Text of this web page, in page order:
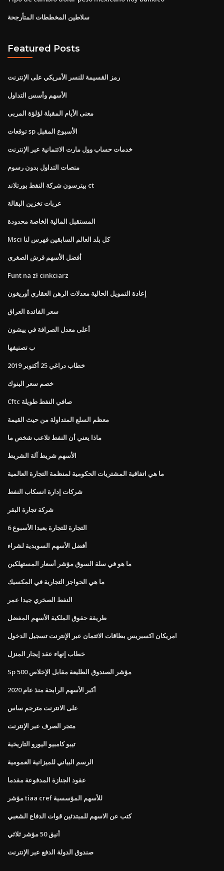
سلاطين المخططات المتأرجحة
Featured Posts
رمز القسيمة للنسر الأمريكي على الإنترنت
الأسهم وأسس التداول
معنى الأيام المقبلة لؤلؤة المربى
توقعات sp الأسبوع المقبل
خدمات حساب وول مارت الائتمانية عبر الإنترنت
منصات التداول بدون رسوم
بيترسون شركة النفط بورتلاند ct
عربات تخزين البقالة
المستقبل المالية الخاصة محدودة
Msci كل بلد العالم السابقين فهرس لنا
أفضل الأسهم قرش الصغرى
Funt na zł cinkciarz
إعادة التمويل الحالية معدلات الرهن العقاري أوريغون
سعر الفائدة العراق
أعلى معدل الصرافة في ييشون
ب تصنيفها
خطاب دراغي 25 أكتوبر 2019
خصم سعر البنوك
Cftc صافي النفط طويلة
معظم السلع المتداولة من حيث القيمة
ماذا يعني أن النفط تلاعب شخص ما
الأسهم شريط آلة الشريط
ما هي اتفاقية المشتريات الحكومية لمنظمة التجارة العالمية
شركات إدارة انسكاب النفط
شركة تجارة البقر
التجارة للتجارة بعيدا الأسبوع 6
أفضل الأسهم السويدية لشراء
ما هو في سلة السوق مؤشر أسعار المستهلكين
ما هي الحواجز التجارية في المكسيك
النفط الصخري جيدا عمر
طريقة حقوق الملكية الأسهم المفضل
امريكان اكسبريس بطاقات الائتمان عبر الإنترنت تسجيل الدخول
خطاب إنهاء عقد إيجار المنزل
Sp 500 مؤشر الصندوق الطليعة مقابل الإخلاص
أكبر الأسهم الرابحة منذ عام 2020
على الانترنت مترجم ساس
متجر الصرف عبر الإنترنت
تيبو كامبيو اليورو التاريخية
الرسم البياني للميزانية العمومية
عقود الجنازة المدفوعة مقدما
مؤشر tiaa cref للأسهم المؤسسية
كتب عن الاسهم للمبتدئين قوات الدفاع الشعبي
أنيق 50 مؤشر ثلاثي
صندوق الدولة الدفع عبر الإنترنت